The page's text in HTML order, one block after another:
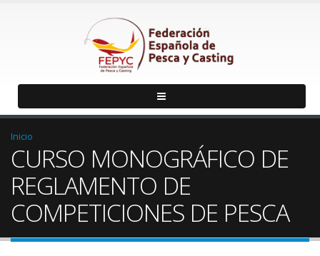
Inicio
CURSO MONOGRÁFICO DE
REGLAMENTO DE
COMPETICIONES DE PESCA